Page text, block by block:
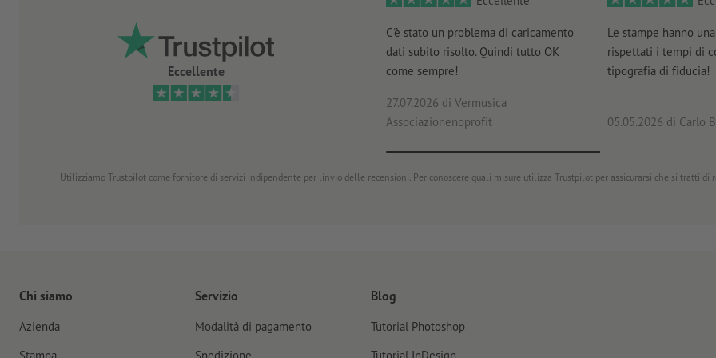
Eccellente
C'è stato un problema di caricamento
dati subito risolto. Quindi tutto OK
come sempre!
27.07.2026 di Vermusica
Associazionenoprofit
Le stampe hanno
rispettati i tempi di
tipografia di fiducia!
05.05.2026 di Carlo
Utilizziamo Trustpilot come fornitore di servizi indipendente per linvio delle recensioni. Per conoscere quali misure utilizza Trustpilot per assicurarsi che si tratti di
Chi siamo
Azienda
Servizio
Modalità di pagamento
Blog
Tutorial Photoshop